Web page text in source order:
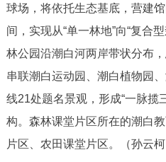
球场，将依托生态基底，营建
间，实现从“单一林地”向“复合
林公园沿潮白河两岸带状分布
串联潮白运动园、潮白植物园
线21处题名景观，形成“一脉揽
构。森林课堂片区所在的潮白
片区、农田课堂片区。（孙云柯